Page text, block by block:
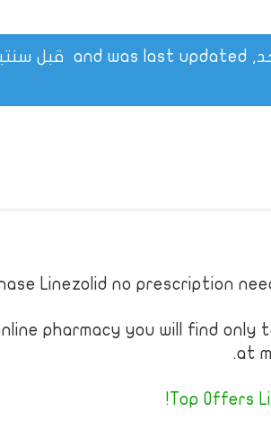
Linezolid no prescription
pharmacy you will find only
at
Top Offers